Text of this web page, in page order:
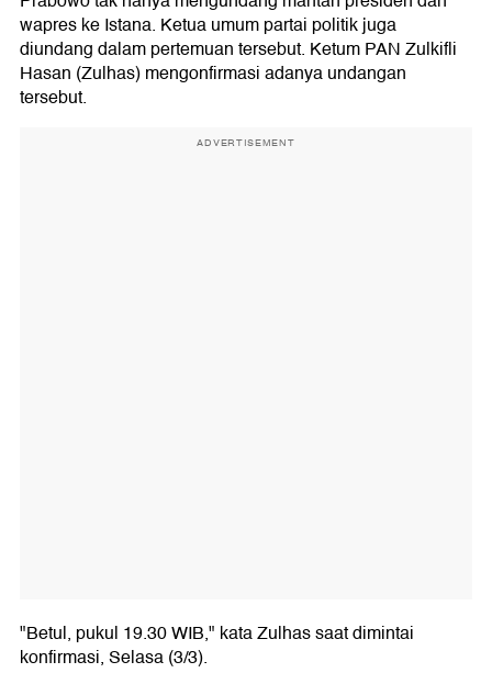
wapres ke Istana. Ketua umum partai politik juga
diundang dalam pertemuan tersebut. Ketum PAN Zulkifli
Hasan (Zulhas) mengonfirmasi adanya undangan
tersebut.
ADVERTISEMENT
"Betul, pukul 19.30 WIB," kata Zulhas saat dimintai
konfirmasi, Selasa (3/3).